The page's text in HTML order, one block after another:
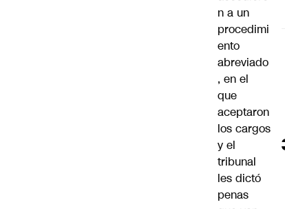
n a un
procedimi
ento
abreviado
, en el
que
aceptaron
los cargos
y el
tribunal
les dictó
penas